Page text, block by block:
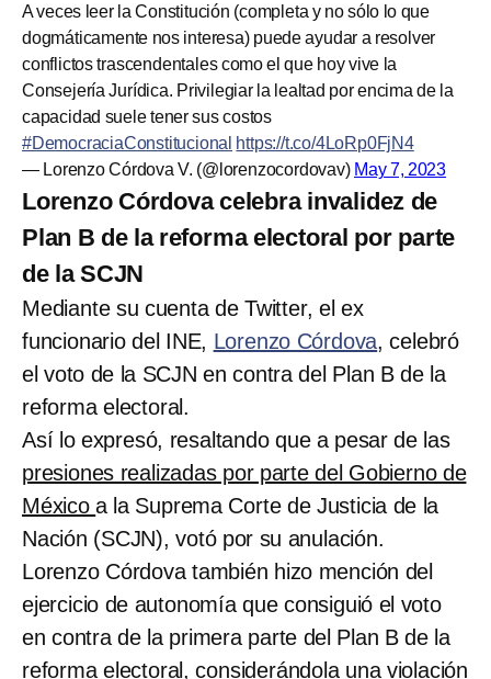
A veces leer la Constitución (completa y no sólo lo que
dogmáticamente nos interesa) puede ayudar a resolver
conflictos trascendentales como el que hoy vive la
Consejería Jurídica. Privilegiar la lealtad por encima de la
capacidad suele tener sus costos
#DemocraciaConstitucional https://t.co/4LoRp0FjN4
— Lorenzo Córdova V. (@lorenzocordovav) May 7, 2023
Lorenzo Córdova celebra invalidez de
Plan B de la reforma electoral por parte
de la SCJN
Mediante su cuenta de Twitter, el ex
funcionario del INE, Lorenzo Córdova, celebró
el voto de la SCJN en contra del Plan B de la
reforma electoral.
Así lo expresó, resaltando que a pesar de las
presiones realizadas por parte del Gobierno de
Méxicoa la Suprema Corte de Justicia de la
Nación (SCJN), votó por su anulación.
Lorenzo Córdova también hizo mención del
ejercicio de autonomía que consiguió el voto
en contra de la primera parte del Plan B de la
reforma electoral, considerándola una violación